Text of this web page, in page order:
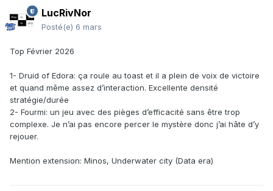
Thebai
Sweet Lands, jeu que j'ai eu la chance d'approfondir et de
tout est vraiment bien agencé, et il propose un superbe
casse-tête très cérébral.
Deckers, comme mentionné plus tôt dans les jeux joués en
février, un styleSpirit Islanddans un monde de hackers,
avec beaucoup de façons de faire.
Ants: un jeu bien structuré et assez costaud dans lequel on
LucRivNor
Posté(e) 6 mars
Top Février 2026
1- Druid of Edora: ça roule au toast et il a plein de voix de victoire
et quand même assez d’interaction. Excellente densité
stratégie/durée
2- Fourmi: un jeu avec des pièges d’efficacité sans être trop
complexe. Je n’ai pas encore percer le mystère donc j’ai hâte d’y
rejouer.
Mention extension: Minos, Underwater city (Data era)